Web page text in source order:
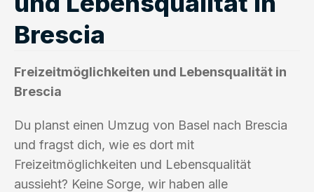
Brescia
Freizeitmöglichkeiten und Lebensqualität in
Brescia
Du planst einen Umzug von Basel nach Brescia
und fragst dich, wie es dort mit
Freizeitmöglichkeiten und Lebensqualität
aussieht? Keine Sorge, wir haben alle